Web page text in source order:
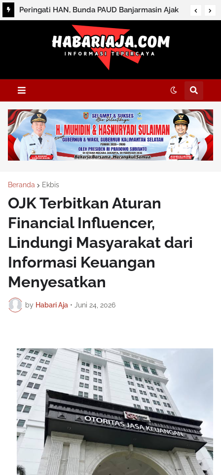
Peringati HAN, Bunda PAUD Banjarmasin Ajak
Wujudkan Tiga Gerakan Masa Depan Anak
Beranda Ekbis
OJK Terbitkan Aturan
Financial Influencer,
Lindungi Masyarakat dari
Informasi Keuangan
Menyesatkan
by Habari Aja • Juni 24, 2026